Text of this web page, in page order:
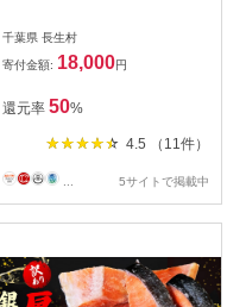
千葉県 長生村
寄付金額: 18,000円
還元率 50%
4.5 （11件）
5サイトで掲載中